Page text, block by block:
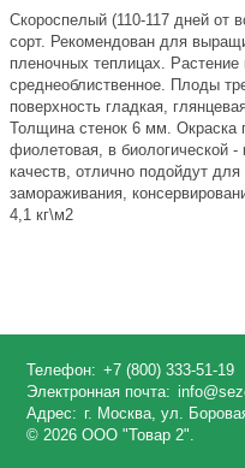
Скороспелый (110-117 дней от
сорт. Рекомендован для
пленочных теплицах.
среднеоблиственное. Плоды
поверхность гладкая,
Толщина стенок 6 мм. Окраска
фиолетовая, в биологической
качеств, отлично подойдут для
замораживания,
4,1 кг\м2
Телефон: +7 (800) 333-51-19
Электронная почта:
Адрес: г. Москва, ул.
© 2026 ООО "Товар 2".